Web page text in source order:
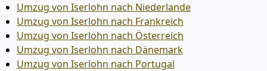
Umzug von Iserlohn nach Niederlande
Umzug von Iserlohn nach Frankreich
Umzug von Iserlohn nach Österreich
Umzug von Iserlohn nach Dänemark
Umzug von Iserlohn nach Portugal